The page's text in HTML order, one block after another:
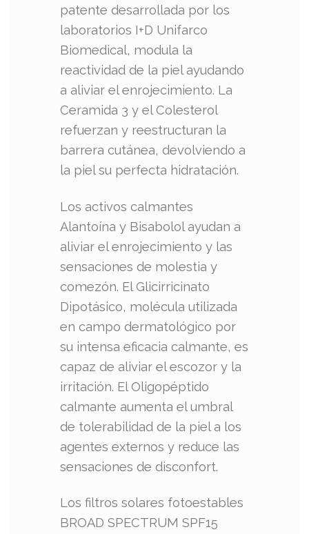
patente desarrollada por los
laboratorios I+D Unifarco
Biomedical, modula la
reactividad de la piel ayudando
a aliviar el enrojecimiento. La
Ceramida 3 y el Colesterol
refuerzan y reestructuran la
barrera cutánea, devolviendo a
la piel su perfecta hidratación.
Los activos calmantes
Alantoína y Bisabolol ayudan a
aliviar el enrojecimiento y las
sensaciones de molestia y
comezón. El Glicirricinato
Dipotásico, molécula utilizada
en campo dermatológico por
su intensa eficacia calmante, es
capaz de aliviar el escozor y la
irritación. El Oligopéptido
calmante aumenta el umbral
de tolerabilidad de la piel a los
agentes externos y reduce las
sensaciones de disconfort.
Los filtros solares fotoestables
BROAD SPECTRUM SPF15